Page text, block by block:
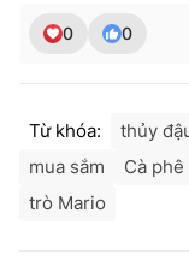
Tổng đài VTV:
Liên hệ quảng cáo:
0 0
Từ khóa: thủy
mua sắm
Cà phê
trò Mario